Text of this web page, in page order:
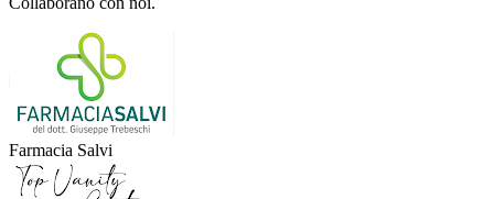
Farmacia Salvi